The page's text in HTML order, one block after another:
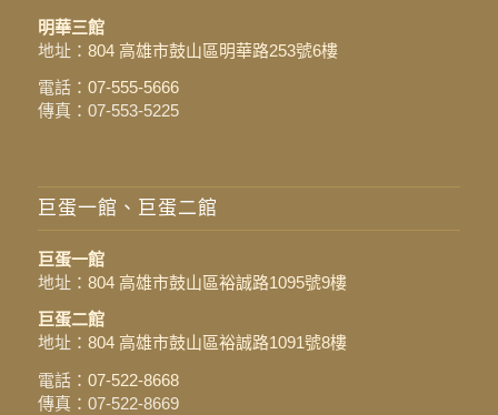
明華三館
地址： 804 高雄市鼓山區明華路253號6樓
電話： 07-555-5666
傳真：07-553-5225
巨蛋一館、巨蛋二館
巨蛋一館
地址： 804 高雄市鼓山區裕誠路1095號9樓
巨蛋二館
地址： 804 高雄市鼓山區裕誠路1091號8樓
電話： 07-522-8668
傳真：07-522-8669